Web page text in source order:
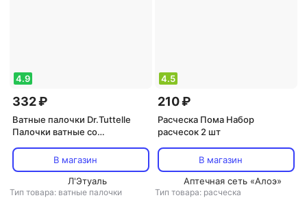
4.9
332 ₽
Ватные палочки Dr.Tuttelle
Палочки ватные со
В магазин
Л'Этуаль
Тип товара: ватные палочки
4.5
210 ₽
Расческа Пома Набор
расчесок 2 шт
В магазин
Аптечная сеть «Алоэ»
Тип товара: расческа